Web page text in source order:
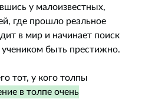
у малоизвестных,
где прошло реальное
в мир и начинает поиск
быть престижно.
тот, у кого толпы
в толпе очень